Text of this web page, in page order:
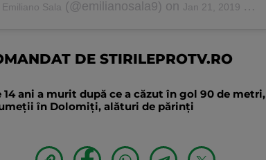
Emiliano Sala (@emilianosala9) on Jan 21, 2019 at 4:09am PST
DE STIRILEPROTV.RO
14 ani a murit după ce a căzut în gol 90 de metri,
în Dolomiți, alături de părinți